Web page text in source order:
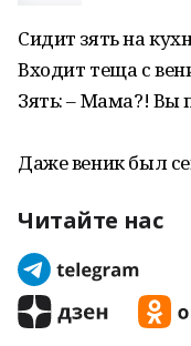
Сидит зять на
Входит теща с
Зять: – Мама?! Вы
Даже веник был
Читайте нас